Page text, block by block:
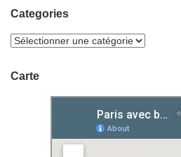
Categories
Carte